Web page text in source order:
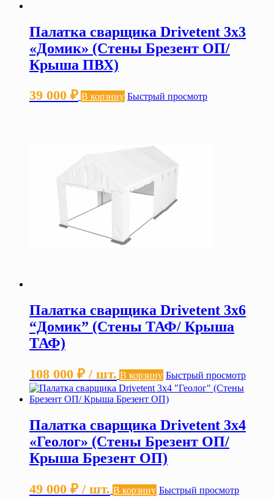
Палатка сварщика Drivetent 3х3
«Домик» (Стены Брезент ОП/
Крыша ПВХ)
39 000 ₽ В корзину Быстрый просмотр
Палатка сварщика Drivetent 3х6
“Домик” (Стены ТАФ/ Крыша
ТАФ)
108 000 ₽ / шт. В корзину Быстрый просмотр
Палатка сварщика Drivetent 3х4
«Геолог» (Стены Брезент ОП/
Крыша Брезент ОП)
49 000 ₽ / шт. В корзину Быстрый просмотр